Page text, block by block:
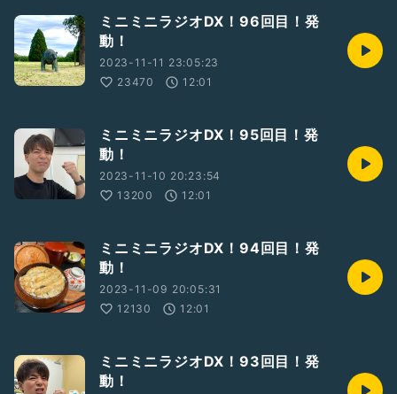
ミニミニラジオDX！96回目！発
動！
2023-11-11 23:05:23
23470
12:01
ミニミニラジオDX！95回目！発
動！
2023-11-10 20:23:54
13200
12:01
ミニミニラジオDX！94回目！発
動！
2023-11-09 20:05:31
12130
12:01
ミニミニラジオDX！93回目！発
動！